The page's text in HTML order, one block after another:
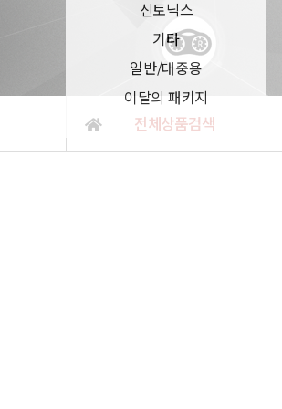
신토닉스
기타
일반/대중용
이달의 패키지
전체상품검색